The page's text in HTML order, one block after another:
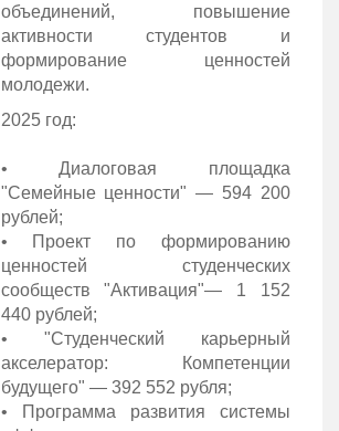
объединений, повышение
активности студентов и
формирование ценностей
молодежи.
2025 год:
• Диалоговая площадка
"Семейные ценности" — 594 200
рублей;
• Проект по формированию
ценностей студенческих
сообществ "Активация"— 1 152
440 рублей;
• "Студенческий карьерный
акселератор: Компетенции
будущего" — 392 552 рубля;
• Программа развития системы